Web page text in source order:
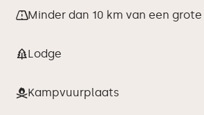
Minder dan 10 km van een
Lodge
Kampvuurplaats